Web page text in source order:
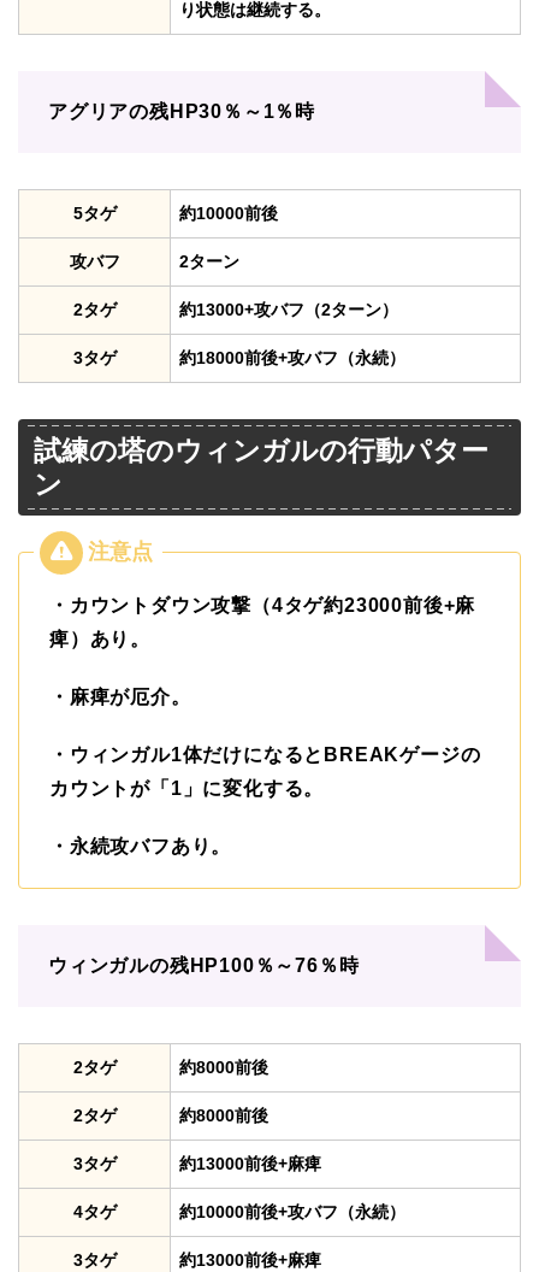
り状態は継続する。
アグリアの残HP30％～1％時
5タゲ 約10000前後
攻バフ 2ターン
2タゲ 約13000+攻バフ（2ターン）
3タゲ 約18000前後+攻バフ（永続）
試練の塔のウィンガルの行動パター
ン
・カウントダウン攻撃（4タゲ約23000前後+麻
痺）あり。
・麻痺が厄介。
・ウィンガル1体だけになるとBREAKゲージの
カウントが「1」に変化する。
・永続攻バフあり。
ウィンガルの残HP100％～76％時
2タゲ 約8000前後
2タゲ 約8000前後
3タゲ 約13000前後+麻痺
4タゲ 約10000前後+攻バフ（永続）
3タゲ 約13000前後+麻痺